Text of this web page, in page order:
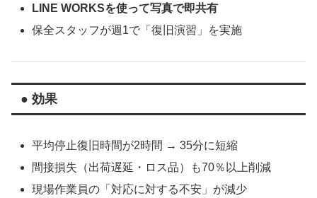
LINE WORKSを使って写真で即共有
保全スタッフが週1で「復旧演習」を実施
● 効果
平均停止復旧時間が2時間 → 35分に短縮
間接損失（出荷遅延・ロス品）も70％以上削減
現場作業員の「対応に対する不安」が減少